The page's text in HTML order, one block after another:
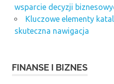
wsparcie decyzji
Kluczowe elementy
skuteczna nawigacja
FINANSE I BIZNES